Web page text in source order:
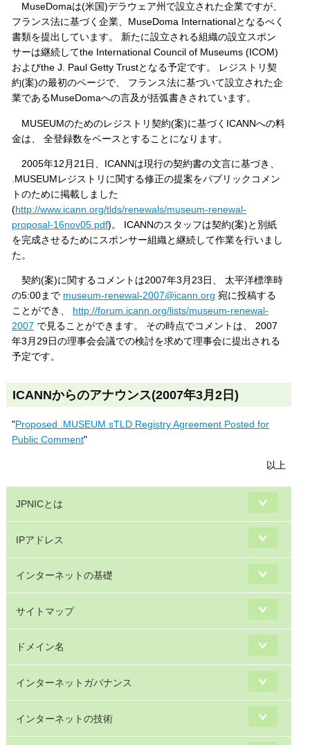
MuseDomaは(米国)デラウェア州で設立された企業ですが、
フランス法に基づく企業、MuseDoma Internationalとなるべく
書類を提出しています。 新たに設立される組織の設立スポン
サーは継続してthe International Council of Museums (ICOM)
およびthe J. Paul Getty Trustとなる予定です。 レジストリ契
約(案)の最初のページで、 フランス法に基づいて設立された企
業であるMuseDomaへの言及が括弧書きされています。
MUSEUMのためのレジストリ契約(案)に基づくICANNへの料
金は、 全登録数をベースとすることになります。
2005年12月21日、ICANNは現行の契約書の文言に基づき、
.MUSEUMレジストリに関する修正の提案をパブリックコメン
トのために掲載しました
(http://www.icann.org/tlds/renewals/museum-renewal-
proposal-16nov05.pdf)。 ICANNのスタッフは契約(案)と別紙
を完成させるためにスポンサー組織と継続して作業を行いまし
た。
契約(案)に関するコメントは2007年3月23日、 太平洋標準時
の5:00まで museum-renewal-2007@icann.org 宛に投稿する
ことができ、 http://forum.icann.org/lists/museum-renewal-
2007 で見ることができます。 その時点でコメントは、 2007
年3月29日の理事会会議での検討を求めて理事会に提出される
予定です。
ICANNからのアナウンス(2007年3月2日)
"Proposed .MUSEUM sTLD Registry Agreement Posted for
Public Comment"
以上
JPNICとは
IPアドレス
インターネットの基礎
サイトマップ
ドメイン名
インターネットガバナンス
インターネットの技術